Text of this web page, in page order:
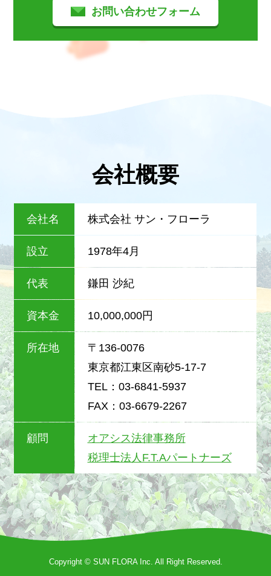
お問い合わせフォーム
会社概要
会社名 株式会社 サン・フローラ
設立 1978年4月
代表 鎌田 沙紀
資本金 10,000,000円
所在地
〒136-0076
東京都江東区南砂5-17-7
TEL：03-6841-5937
FAX：03-6679-2267
顧問
オアシス法律事務所
税理士法人F.T.Aパートナーズ
Copyright © SUN FLORA Inc. All Right Reserved.